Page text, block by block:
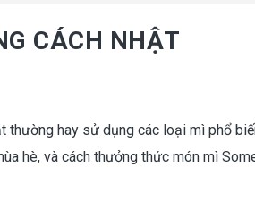
CÁCH NHẬT
hay sử dụng các loại mì phổ
hè, và cách thưởng thức món mì